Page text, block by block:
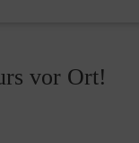
vor Ort!